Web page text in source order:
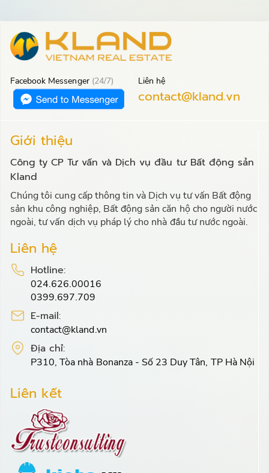
Facebook Messenger (24/7) Liên hệ
contact@kland.vn
Giới thiệu
Công ty CP Tư vấn và Dịch vụ đầu tư Bất động sản
Kland
Chúng tôi cung cấp thông tin và Dịch vụ tư vấn Bất động
sản khu công nghiệp, Bất động sản căn hộ cho người nước
ngoài, tư vấn dịch vụ pháp lý cho nhà đầu tư nước ngoài.
Liên hệ
Hotline:
024.626.00016
0399.697.709
E-mail:
contact@kland.vn
Địa chỉ:
P310, Tòa nhà Bonanza - Số 23 Duy Tân, TP Hà Nội
Liên kết